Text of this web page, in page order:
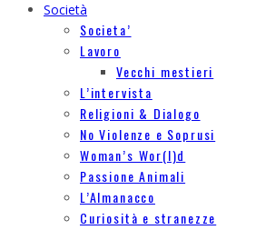
Società
Societa’
Lavoro
Vecchi mestieri
L’intervista
Religioni & Dialogo
No Violenze e Soprusi
Woman’s Wor(l)d
Passione Animali
L’Almanacco
Curiosità e stranezze